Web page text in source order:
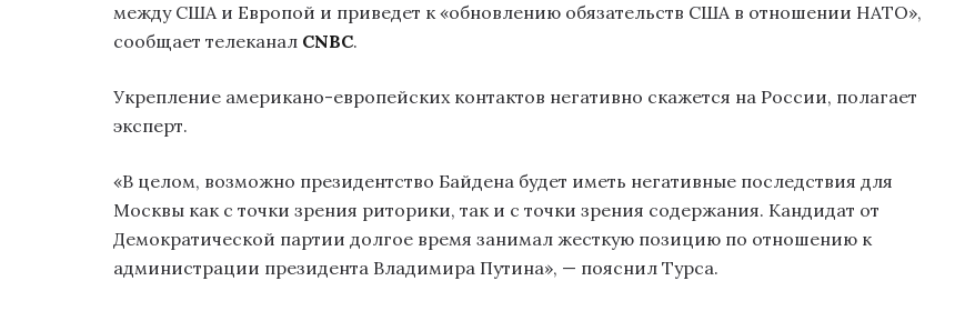
между США и Европой и приведет к «обновлению обязательств США в отношении НАТО»,
сообщает телеканал CNBC.
Укрепление американо-европейских контактов негативно скажется на России, полагает
эксперт.
«В целом, возможно президентство Байдена будет иметь негативные последствия для
Москвы как с точки зрения риторики, так и с точки зрения содержания. Кандидат от
Демократической партии долгое время занимал жесткую позицию по отношению к
администрации президента Владимира Путина», — пояснил Турса.